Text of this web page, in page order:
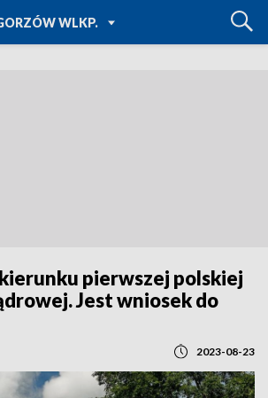
WLKP.
TVP REGIONY
pierwszej polskiej
Jest wniosek do
2023-08-23